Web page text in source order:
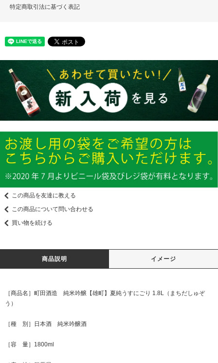
特定商取引法に基づく表記
この商品を友達に教える
この商品について問い合わせる
買い物を続ける
商品説明 イメージ
［商品名］町田酒造 純米吟醸【雄町】夏純うすにごり 1.8L（まちだしゅぞ
う）
［種 別］日本酒 純米吟醸酒
［容 量］1800ml